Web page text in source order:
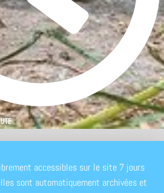
accessibles sur le site 7 jours
sont automatiquement archivées et